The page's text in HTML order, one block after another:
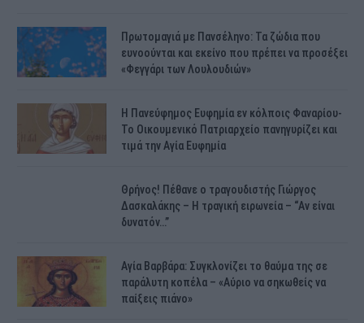
Πρωτομαγιά με Πανσέληνο: Τα ζώδια που
ευνοούνται και εκείνο που πρέπει να προσέξει
«Φεγγάρι των Λουλουδιών»
H Πανεύφημος Ευφημία εν κόλποις Φαναρίου-
Το Οικουμενικό Πατριαρχείο πανηγυρίζει και
τιμά την Αγία Ευφημία
Θρήνος! Πέθανε ο τραγουδιστής Γιώργος
Δασκαλάκης – Η τραγική ειρωνεία – “Αν είναι
δυνατόν…”
Αγία Βαρβάρα: Συγκλονίζει το θαύμα της σε
παράλυτη κοπέλα – «Αύριο να σηκωθείς να
παίξεις πιάνο»